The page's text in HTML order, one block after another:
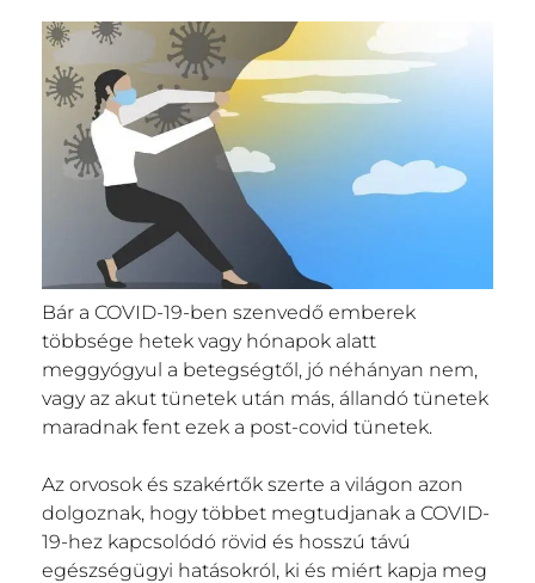
Bár a COVID-19-ben szenvedő emberek
többsége hetek vagy hónapok alatt
meggyógyul a betegségtől, jó néhányan nem,
vagy az akut tünetek után más, állandó tünetek
maradnak fent ezek a post-covid tünetek.
Az orvosok és szakértők szerte a világon azon
dolgoznak, hogy többet megtudjanak a COVID-
19-hez kapcsolódó rövid és hosszú távú
egészségügyi hatásokról, ki és miért kapja meg